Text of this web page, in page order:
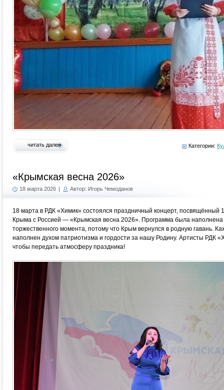
читать далее Категории:
«Крымская весна 2026»
18 марта 2026 | Автор: Игорь Чемоданов
18 марта в РДК «Химик» состоялся праздничный концерт, посвящённый
Крыма с Россией — «Крымская весна 2026». Программа была
торжественного момента, потому что Крым вернулся в родную гавань.
наполнен духом патриотизма и гордости за нашу Родину. Артисты РДК
чтобы передать атмосферу праздника!